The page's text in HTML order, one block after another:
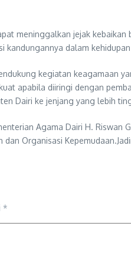
meninggalkan jejak
kandungannya dalam
kegiatan keagamaan
apabila diiringi dengan
Dairi ke jenjang yang lebih
Agama Dairi H. Riswan
Organisasi
*